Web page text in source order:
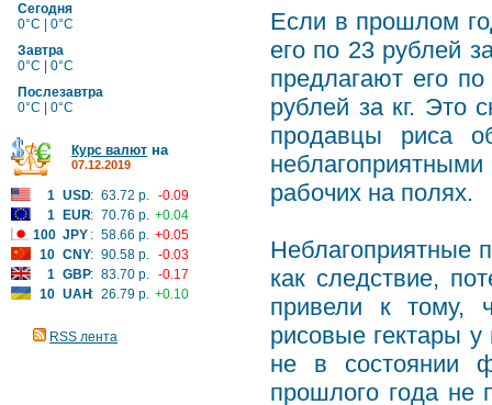
Сегодня
0°C | 0°C
Завтра
0°C | 0°C
Послезавтра
0°C | 0°C
Курс валют на
07.12.2019
1 USD: 63.72 р. -0.09
1
EUR: 70.76 р. +0.04
100 JPY : 58.66 р. +0.05
10 CNY: 90.58 р. -0.03
1 GBP: 83.70 р. -0.17
10 UAH: 26.79 р. +0.10
RSS лента
Если в прошлом
его по 23 рублей
предлагают его
рублей за кг. Это
продавцы риса
рабочих на полях.
Неблагоприятные
как следствие,
привели к тому,
рисовые гектары
не в состоянии
прошлого года не